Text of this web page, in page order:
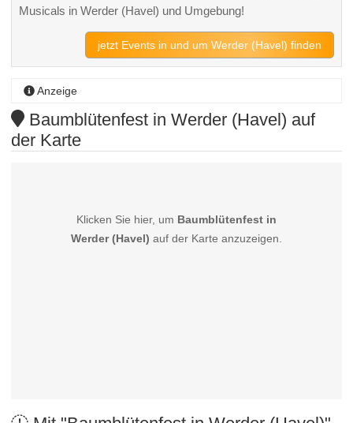
Musicals in Werder (Havel) und Umgebung!
jetzt Events in und um Werder (Havel) finden
Anzeige
Baumblütenfest in Werder (Havel) auf
der Karte
Klicken Sie hier, um Baumblütenfest in
Werder (Havel) auf der Karte anzuzeigen.